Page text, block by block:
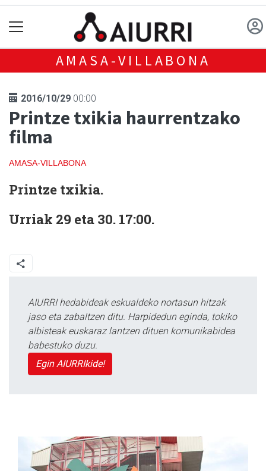
AMASA-VILLABONA
2016/10/29 00:00
Printze txikia haurrentzako
filma
AMASA-VILLABONA
Printze txikia.
Urriak 29 eta 30. 17:00.
AIURRI hedabideak eskualdeko nortasun hitzak
jaso eta zabaltzen ditu. Harpidedun eginda, tokiko
albisteak euskaraz lantzen dituen komunikabidea
babestuko duzu.
Egin AIURRIkide!